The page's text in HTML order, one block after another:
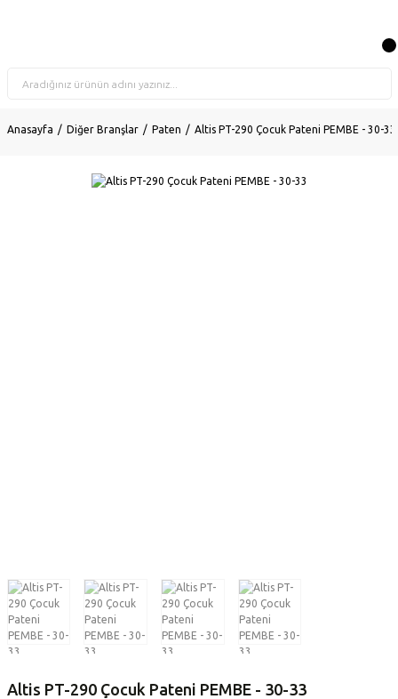
Anasayfa Diğer Branşlar Paten Altis PT-290 Çocuk Pateni PEMBE - 30-33
Altis PT-290 Çocuk Pateni PEMBE - 30-33